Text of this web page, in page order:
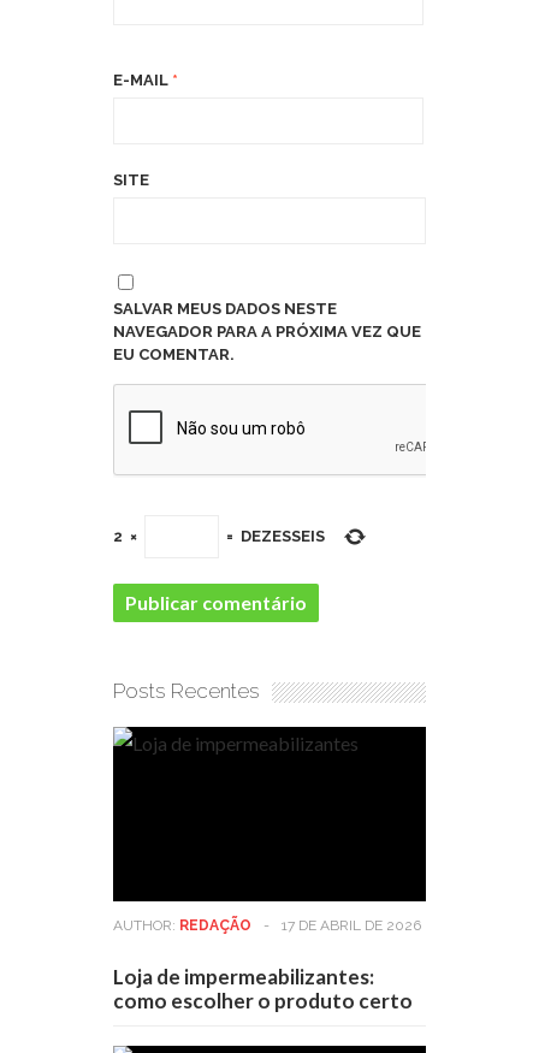
E-MAIL *
SITE
SALVAR MEUS DADOS NESTE
NAVEGADOR PARA A PRÓXIMA VEZ QUE
EU COMENTAR.
2 × = DEZESSEIS
Posts Recentes
AUTHOR: REDAÇÃO - 17 DE ABRIL DE 2026
Loja de impermeabilizantes:
como escolher o produto certo